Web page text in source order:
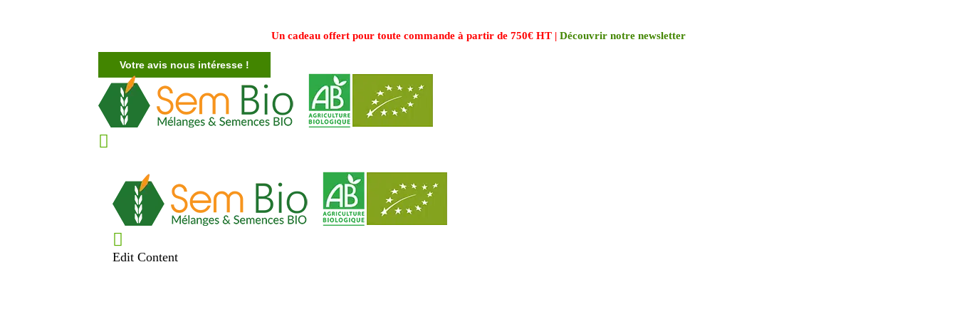
Un cadeau offert pour toute commande à partir de 750€ HT | Découvrir notre newsletter
Votre avis nous intéresse !
Edit Content